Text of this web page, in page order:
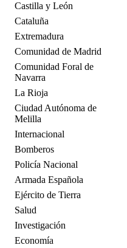
Castilla y León
Cataluña
Extremadura
Comunidad de Madrid
Comunidad Foral de
Navarra
La Rioja
Ciudad Autónoma de
Melilla
Internacional
Bomberos
Policía Nacional
Armada Española
Ejército de Tierra
Salud
Investigación
Economía